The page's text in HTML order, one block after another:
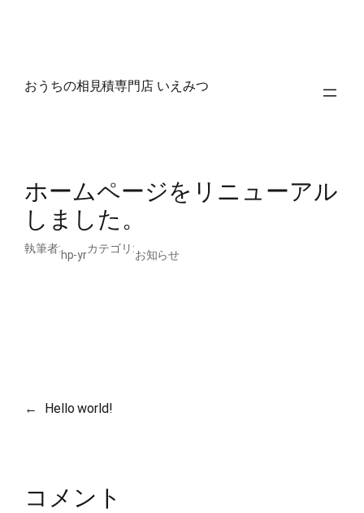
おうちの相見積専門店 いえみつ
ホームページをリニューアル
しました。
執筆者:hp-yrカテゴリ:お知らせ
← Hello world!
コメント